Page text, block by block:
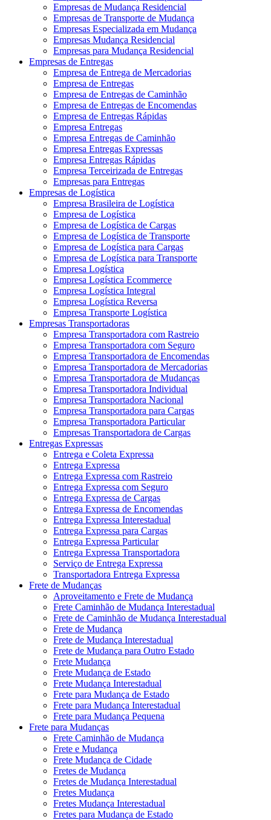
Empresas de Mudança Residencial
Empresas de Transporte de Mudança
Empresas Especializada em Mudança
Empresas Mudança Residencial
Empresas para Mudança Residencial
Empresas de Entregas
Empresa de Entrega de Mercadorias
Empresa de Entregas
Empresa de Entregas de Caminhão
Empresa de Entregas de Encomendas
Empresa de Entregas Rápidas
Empresa Entregas
Empresa Entregas de Caminhão
Empresa Entregas Expressas
Empresa Entregas Rápidas
Empresa Terceirizada de Entregas
Empresas para Entregas
Empresas de Logística
Empresa Brasileira de Logística
Empresa de Logística
Empresa de Logística de Cargas
Empresa de Logística de Transporte
Empresa de Logística para Cargas
Empresa de Logística para Transporte
Empresa Logística
Empresa Logística Ecommerce
Empresa Logística Integral
Empresa Logística Reversa
Empresa Transporte Logística
Empresas Transportadoras
Empresa Transportadora com Rastreio
Empresa Transportadora com Seguro
Empresa Transportadora de Encomendas
Empresa Transportadora de Mercadorias
Empresa Transportadora de Mudanças
Empresa Transportadora Individual
Empresa Transportadora Nacional
Empresa Transportadora para Cargas
Empresa Transportadora Particular
Empresas Transportadora de Cargas
Entregas Expressas
Entrega e Coleta Expressa
Entrega Expressa
Entrega Expressa com Rastreio
Entrega Expressa com Seguro
Entrega Expressa de Cargas
Entrega Expressa de Encomendas
Entrega Expressa Interestadual
Entrega Expressa para Cargas
Entrega Expressa Particular
Entrega Expressa Transportadora
Serviço de Entrega Expressa
Transportadora Entrega Expressa
Frete de Mudanças
Aproveitamento e Frete de Mudança
Frete Caminhão de Mudança Interestadual
Frete de Caminhão de Mudança Interestadual
Frete de Mudança
Frete de Mudança Interestadual
Frete de Mudança para Outro Estado
Frete Mudança
Frete Mudança de Estado
Frete Mudança Interestadual
Frete para Mudança de Estado
Frete para Mudança Interestadual
Frete para Mudança Pequena
Frete para Mudanças
Frete Caminhão de Mudança
Frete e Mudança
Frete Mudança de Cidade
Fretes de Mudança
Fretes de Mudança Interestadual
Fretes Mudança
Fretes Mudança Interestadual
Fretes para Mudança de Estado